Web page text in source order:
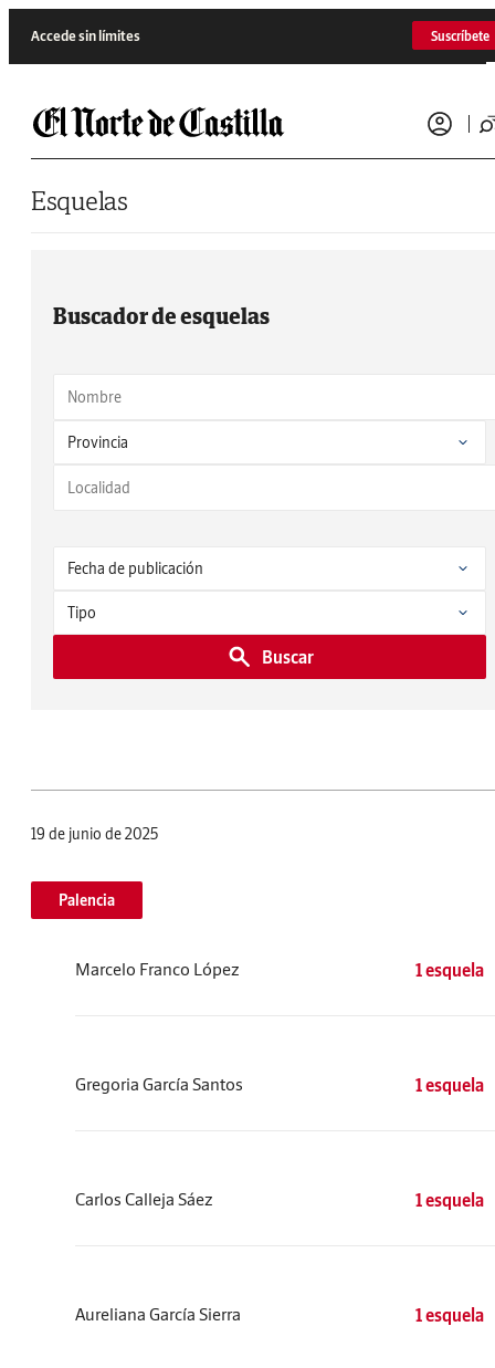
Accede sin límites Suscríbete
Esquelas
Buscador de esquelas
Buscar
19 de junio de 2025
Palencia
Marcelo Franco López 1 esquela
Gregoria García Santos 1 esquela
Carlos Calleja Sáez 1 esquela
Aureliana García Sierra 1 esquela